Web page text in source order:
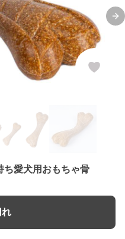
ち愛犬用おもちゃ骨
れ